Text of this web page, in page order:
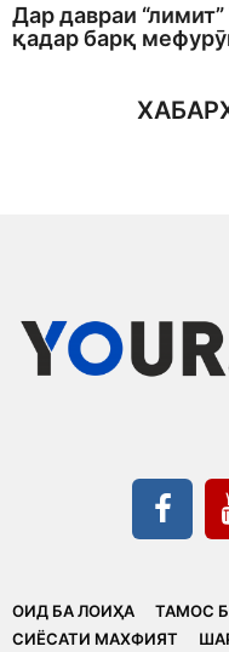
Дар давраи
қадар барқ
ОИД БА ЛОИҲА ТАМОС
CИЁСАТИ МАХФИЯТ